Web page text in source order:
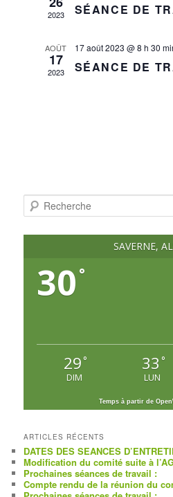
2023 SÉANCE DE
AOÛT
17
2023
17 août 2023 @ 8 h 30
SÉANCE DE
c
SAVERNE,
30 °
29 °
DIM
33 °
LUN
Temps à partir de
ARTICLES RÉCENTS
DATES DES SEANCES
Modification du comité suite à
Prochaines séances de travail :
Compte rendu de la réunion du